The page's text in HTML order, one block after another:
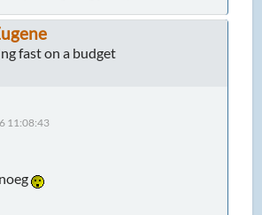
fast on a budget
11:08:43